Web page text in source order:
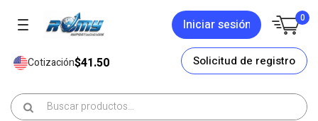
Iniciar sesión 0
Cotización$41.50 Solicitud de registro